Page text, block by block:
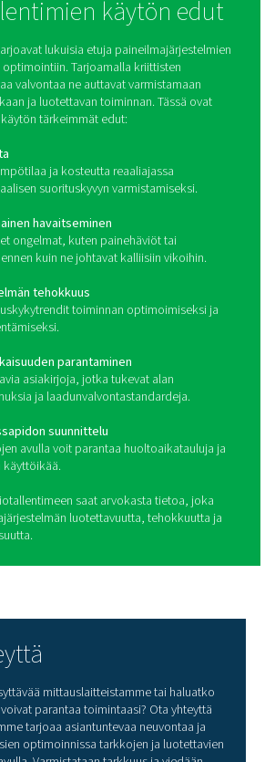
PMH PM 5100 -tehomittarit
on paneeliin asennettava tehomittari,
kuten jännitettä, virtaa
Modbusin kautta Pneumatechin
saumatonta valvontaa ja
kaaviotallennin
ovat välttämättömiä laitteita, joita
kosteuden, valvontaan ja
on saatavana sekä siirrettävinä että
erilaisiin valvontatarpeisiin.
tarjoavat joustavuutta seurantaan
tekee niistä ihanteellisia kentän
Kiinteät
asennukseen kiinteisiin
mikä antaa arvokasta tietoa
Tallentamalla jatkuvasti
auttavat havaitsemaan mahdolliset
ylikuumenemisen tai liiallisen
varmistavat paineilmajärjestelmien